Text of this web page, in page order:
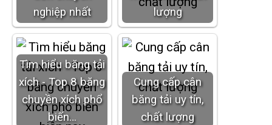
nghiệp nhất
lượng
Tìm hiểu băng tải
xích - Top 8 băng
chuyền xích phổ
biến…
Cung cấp cân
băng tải uy tín,
chất lượng